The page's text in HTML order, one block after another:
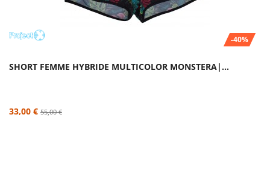
-40%
SHORT FEMME HYBRIDE MULTICOLOR MONSTERA|...
33,00 € 55,00 €